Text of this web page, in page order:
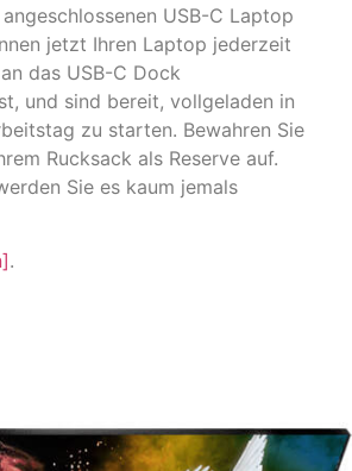
USB-C Laptop
jetzt Ihren Laptop jederzeit
das USB-C Dock
und sind bereit, vollgeladen in
zu starten. Bewahren Sie
Rucksack als Reserve auf.
Sie es kaum jemals
.